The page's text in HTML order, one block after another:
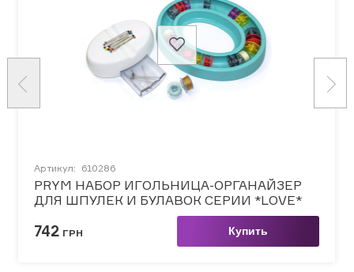
Артикул: 610286
PRYM НАБОР ИГОЛЬНИЦА-ОРГАНАЙЗЕР
ДЛЯ ШПУЛЕК И БУЛАВОК СЕРИИ *LOVE*
742 ГРН Купить